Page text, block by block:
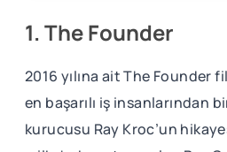
1. The Founder
2016 yılına ait The Founder
en başarılı iş insanlarından
kurucusu Ray Kroc’un